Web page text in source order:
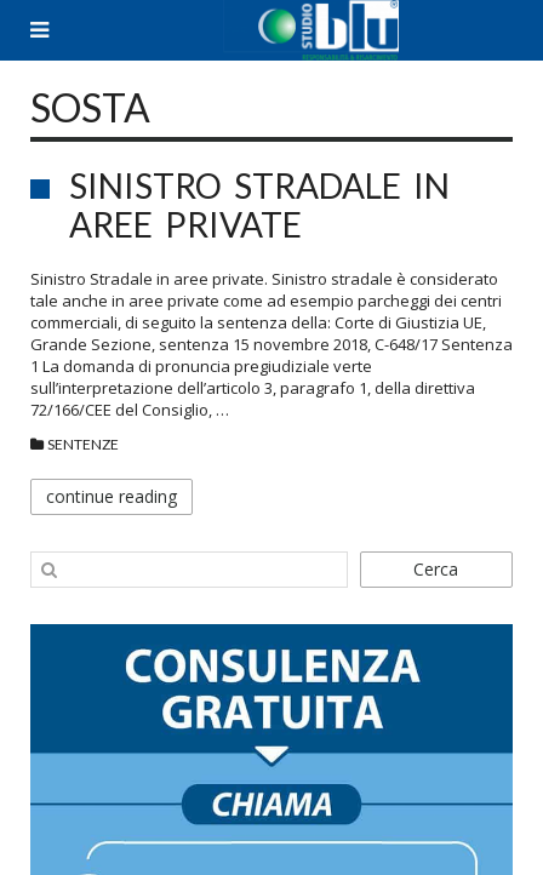
SOSTA
SINISTRO STRADALE IN
AREE PRIVATE
Sinistro Stradale in aree private. Sinistro stradale è considerato
tale anche in aree private come ad esempio parcheggi dei centri
commerciali, di seguito la sentenza della: Corte di Giustizia UE,
Grande Sezione, sentenza 15 novembre 2018, C-648/17 Sentenza
1 La domanda di pronuncia pregiudiziale verte
sull’interpretazione dell’articolo 3, paragrafo 1, della direttiva
72/166/CEE del Consiglio, …
SENTENZE
continue reading
Cerca